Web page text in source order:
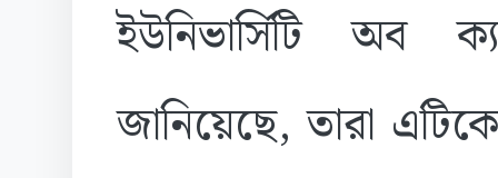
ইউনিভার্সিটি অব
জানিয়েছে, তারা